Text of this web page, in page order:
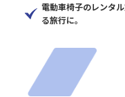
電動車椅子のレンタ
る旅行に。